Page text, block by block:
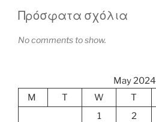
Πρόσφατα σχόλια
No comments to show.
May 2024
M
T W T
1
2